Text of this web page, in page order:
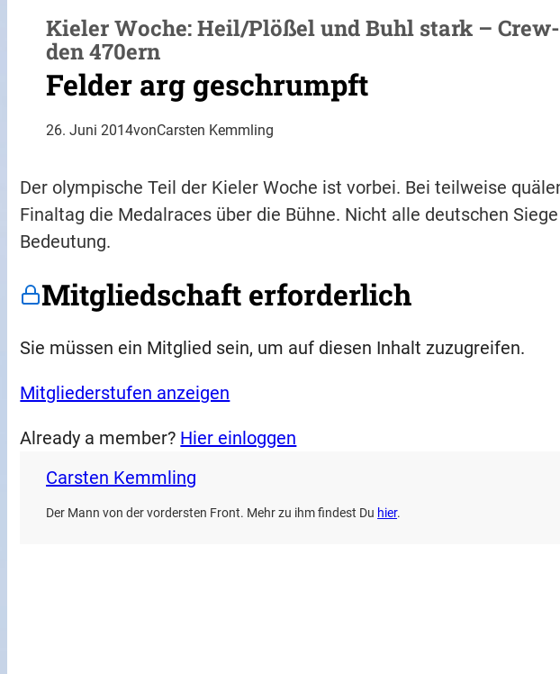
Kieler Woche: Heil/Plößel und Buhl stark –
den 470ern
Felder arg geschrumpft
26. Juni 2014vonCarsten Kemmling
Der olympische Teil der Kieler Woche ist vorbei. Bei teilweise
Finaltag die Medalraces über die Bühne. Nicht alle deutschen
Bedeutung.
Mitgliedschaft erforderlich
Sie müssen ein Mitglied sein, um auf diesen Inhalt zuzugreifen.
Mitgliederstufen anzeigen
Already a member? Hier einloggen
Carsten Kemmling
Der Mann von der vordersten Front. Mehr zu ihm findest Du hier.